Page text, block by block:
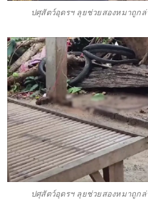
ปศุสัตว์อุดรฯ ลุยช่วยสองหมาถูก
ปศุสัตว์อุดรฯ ลุยช่วยสองหมาถูก